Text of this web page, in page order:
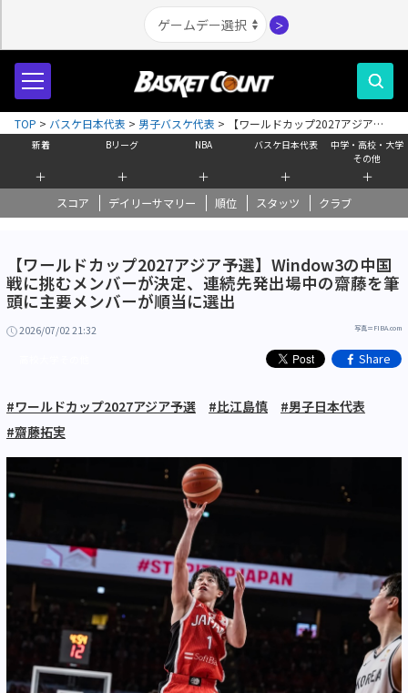
＞
新着
＋
Bリーグ
＋
NBA
＋
バスケ日本代表
＋
中学・高校・大学
その他
＋
スコア デイリーサマリー 順位 スタッツ クラブ
TOP > バスケ日本代表 > 男子バスケ代表 >
【ワールドカップ2027アジア予
選】Window3の中国戦に挑むメンバーが決定、連続先発出場中の齋藤を筆頭
に主要メンバーが順当に選出
【ワールドカップ2027アジア予選】Window3の中国
戦に挑むメンバーが決定、連続先発出場中の齋藤を筆
頭に主要メンバーが順当に選出
2026/07/02 21:32 写真＝FIBA.com
Share
#ワールドカップ2027アジア予選 #比江島慎
#男子日本代表
#齋藤拓実